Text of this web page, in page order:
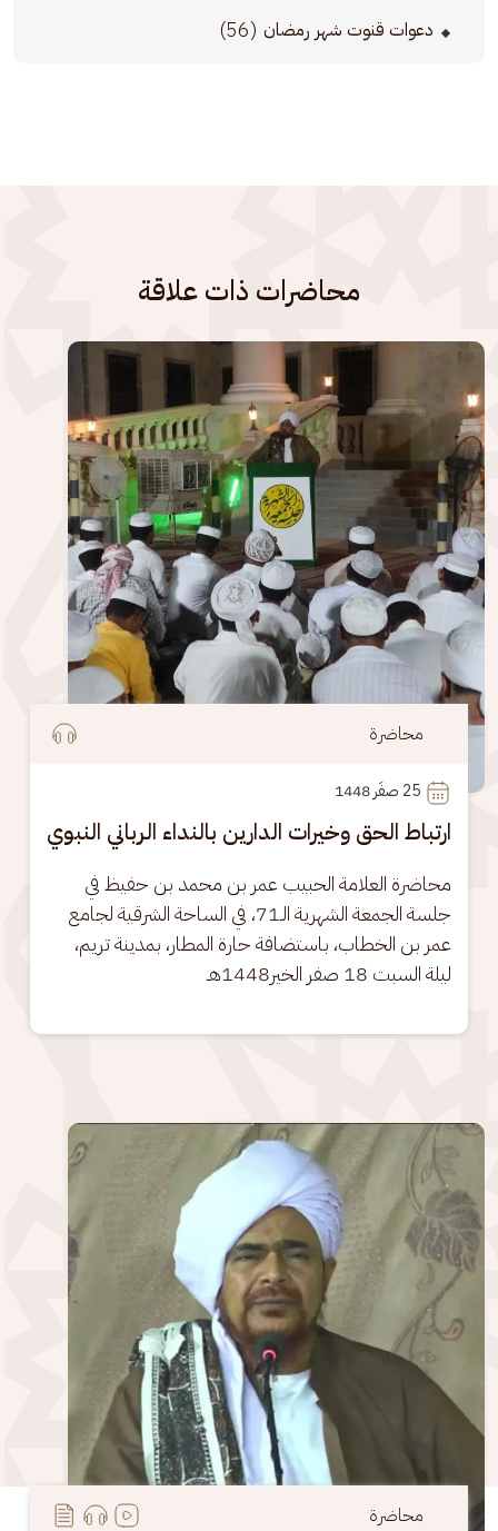
دعوات قنوت شهر رمضان (56)
محاضرات ذات علاقة
الصورة
محاضرة
25 صفَر 1448
ارتباط الحق وخيرات الدارين بالنداء الرباني النبوي
محاضرة العلامة الحبيب عمر بن محمد بن حفيظ في
جلسة الجمعة الشهرية الـ71، في الساحة الشرقية لجامع
عمر بن الخطاب، باستضافة حارة المطار، بمدينة تريم،
ليلة السبت 18 صفر الخير1448هـ
الصورة
محاضرة